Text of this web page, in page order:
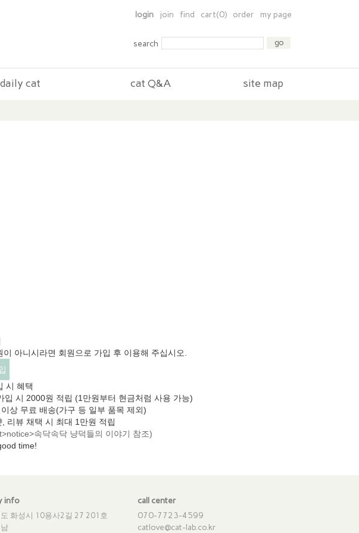
login join find cart(0) order my page
daily cat cat Q&A site map
search
이 아니시라면 회원으로 가입 후 이용해 주십시오.
시 혜택
입 시 2000원 적립 (1만원부터 현금처럼 사용 가능)
상 무료 배송(가구 등 일부 품목 제외)
리뷰 채택 시 최대 1만원 적립
속닥속닥 냥덕들의 이야기 참조)
time!​
info
화성시 10용사2길 27 201호
call center
070-7723-4599
catlove@cat-lab.co.kr